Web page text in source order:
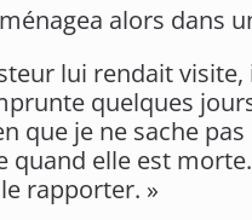
alors dans
lui rendait
quelques
que je ne sache
quand elle est
rapporter. »